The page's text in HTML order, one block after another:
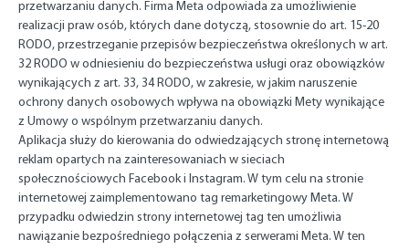
przetwarzaniu danych. Firma Meta odpowiada za umożliwienie
realizacji praw osób, których dane dotyczą, stosownie do art. 15-20
RODO, przestrzeganie przepisów bezpieczeństwa określonych w art.
32 RODO w odniesieniu do bezpieczeństwa usługi oraz obowiązków
wynikających z art. 33, 34 RODO, w zakresie, w jakim naruszenie
ochrony danych osobowych wpływa na obowiązki Mety wynikające
z Umowy o wspólnym przetwarzaniu danych.
Aplikacja służy do kierowania do odwiedzających stronę internetową
reklam opartych na zainteresowaniach w sieciach
społecznościowych Facebook i Instagram. W tym celu na stronie
internetowej zaimplementowano tag remarketingowy Meta. W
przypadku odwiedzin strony internetowej tag ten umożliwia
nawiązanie bezpośredniego połączenia z serwerami Meta. W ten